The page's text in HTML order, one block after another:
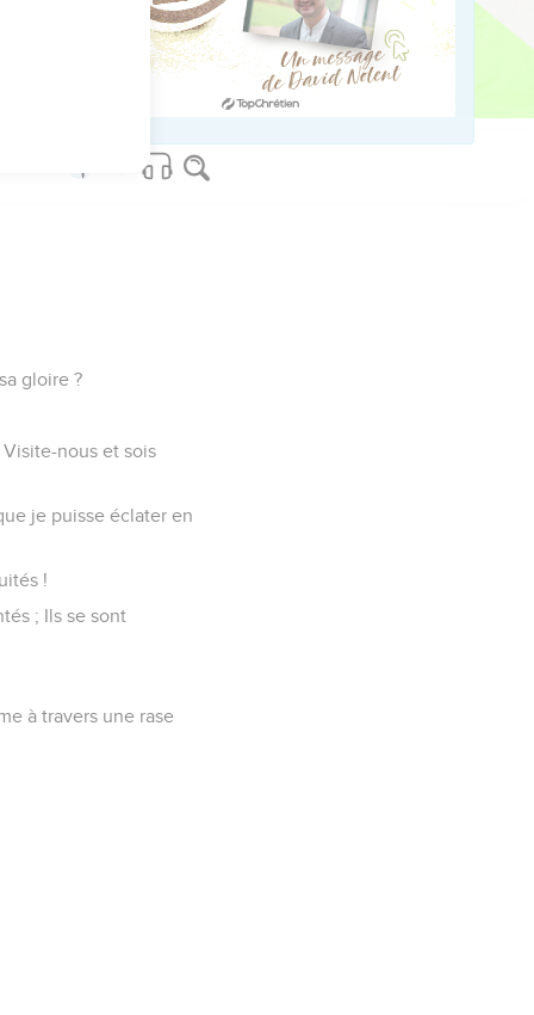
gloire ?
nous et sois
je puisse éclater en
!
; Ils se sont
à travers une rase